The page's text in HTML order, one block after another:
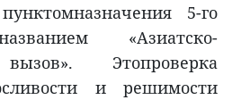
5-го
«Азиатско-
Этопроверка
и решимости